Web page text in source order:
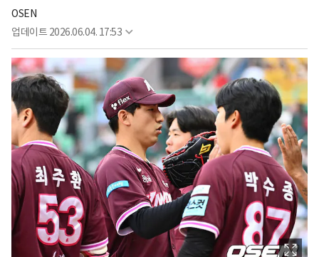
OSEN
업데이트 2026.06.04. 17:53